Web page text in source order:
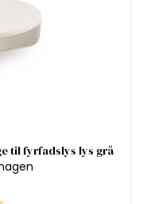
til fyrfadslys lys grå